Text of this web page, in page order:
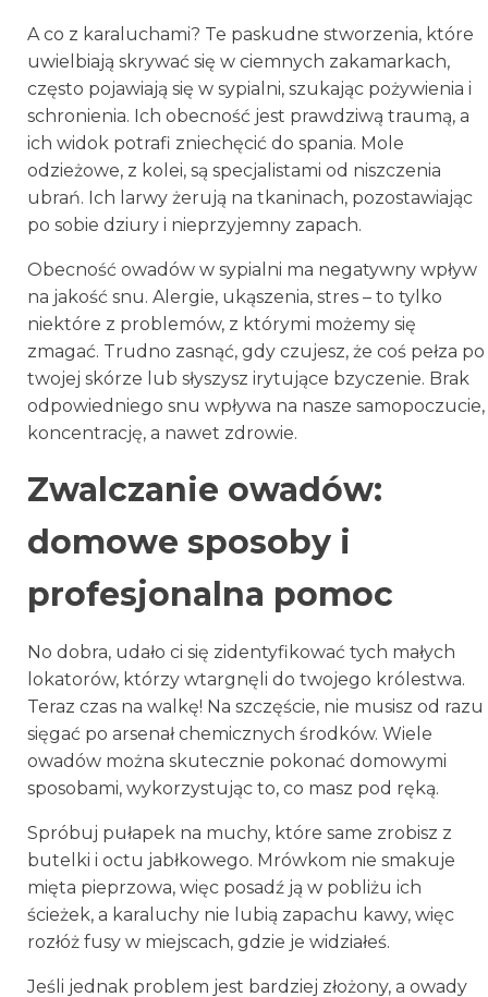
A co z karaluchami? Te paskudne stworzenia, które
uwielbiają skrywać się w ciemnych zakamarkach,
często pojawiają się w sypialni, szukając pożywienia i
schronienia. Ich obecność jest prawdziwą traumą, a
ich widok potrafi zniechęcić do spania. Mole
odzieżowe, z kolei, są specjalistami od niszczenia
ubrań. Ich larwy żerują na tkaninach, pozostawiając
po sobie dziury i nieprzyjemny zapach.
Obecność owadów w sypialni ma negatywny wpływ
na jakość snu. Alergie, ukąszenia, stres – to tylko
niektóre z problemów, z którymi możemy się
zmagać. Trudno zasnąć, gdy czujesz, że coś pełza po
twojej skórze lub słyszysz irytujące bzyczenie. Brak
odpowiedniego snu wpływa na nasze samopoczucie,
koncentrację, a nawet zdrowie.
Zwalczanie owadów:
domowe sposoby i
profesjonalna pomoc
No dobra, udało ci się zidentyfikować tych małych
lokatorów, którzy wtargnęli do twojego królestwa.
Teraz czas na walkę! Na szczęście, nie musisz od razu
sięgać po arsenał chemicznych środków. Wiele
owadów można skutecznie pokonać domowymi
sposobami, wykorzystując to, co masz pod ręką.
Spróbuj pułapek na muchy, które same zrobisz z
butelki i octu jabłkowego. Mrówkom nie smakuje
mięta pieprzowa, więc posadź ją w pobliżu ich
ścieżek, a karaluchy nie lubią zapachu kawy, więc
rozłóż fusy w miejscach, gdzie je widziałeś.
Jeśli jednak problem jest bardziej złożony, a owady